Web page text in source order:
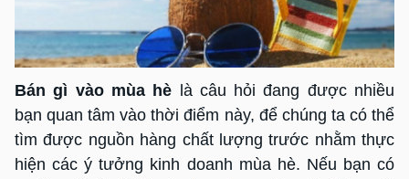
Bán gì vào mùa hè là câu hỏi đang được nhiều
bạn quan tâm vào thời điểm này, để chúng ta có thể
tìm được nguồn hàng chất lượng trước nhằm thực
hiện các ý tưởng kinh doanh mùa hè. Nếu bạn có